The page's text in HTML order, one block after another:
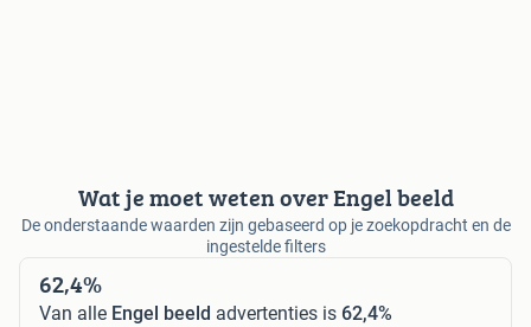
Wat je moet weten over Engel beeld
De onderstaande waarden zijn gebaseerd op je zoekopdracht en de
ingestelde filters
62,4%
Van alle Engel beeld advertenties is 62,4%